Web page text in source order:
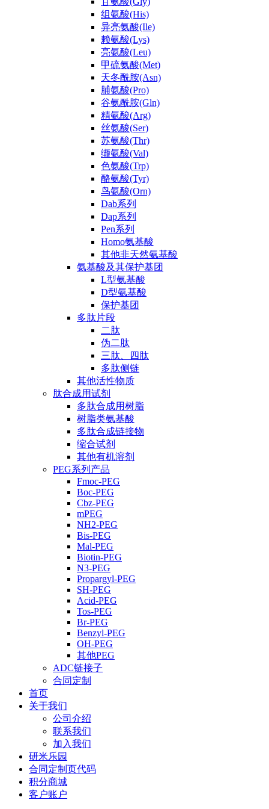
组氨酸(His)
异亮氨酸(Ile)
赖氨酸(Lys)
亮氨酸(Leu)
甲硫氨酸(Met)
天冬酰胺(Asn)
脯氨酸(Pro)
谷氨酰胺(Gln)
精氨酸(Arg)
丝氨酸(Ser)
苏氨酸(Thr)
缬氨酸(Val)
色氨酸(Trp)
酪氨酸(Tyr)
鸟氨酸(Orn)
Dab系列
Dap系列
Pen系列
Homo氨基酸
其他非天然氨基酸
氨基酸及其保护基团
L型氨基酸
D型氨基酸
保护基团
多肽片段
二肽
伪二肽
三肽、四肽
多肽侧链
其他活性物质
肽合成用试剂
多肽合成用树脂
树脂类氨基酸
多肽合成链接物
缩合试剂
其他有机溶剂
PEG系列产品
Fmoc-PEG
Boc-PEG
Cbz-PEG
mPEG
NH2-PEG
Bis-PEG
Mal-PEG
Biotin-PEG
N3-PEG
Propargyl-PEG
SH-PEG
Acid-PEG
Tos-PEG
Br-PEG
Benzyl-PEG
OH-PEG
其他PEG
ADC链接子
合同定制
首页
关于我们
公司介绍
联系我们
加入我们
研米乐园
合同定制页代码
积分商城
客户账户